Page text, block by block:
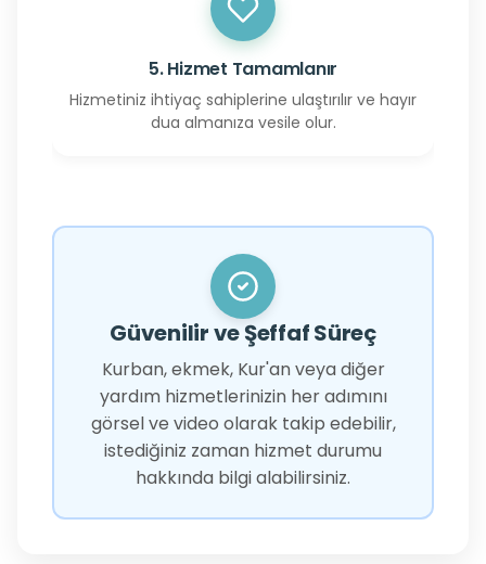
5. Hizmet Tamamlanır
Hizmetiniz ihtiyaç sahiplerine ulaştırılır ve hayır
dua almanıza vesile olur.
Güvenilir ve Şeffaf Süreç
Kurban, ekmek, Kur'an veya diğer
yardım hizmetlerinizin her adımını
görsel ve video olarak takip edebilir,
istediğiniz zaman hizmet durumu
hakkında bilgi alabilirsiniz.